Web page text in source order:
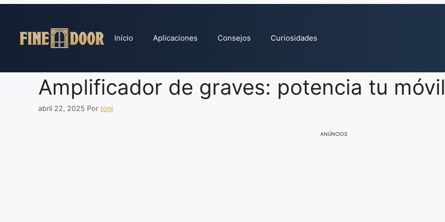
conteúdo
Início Aplicaciones Consejos Curiosidades
Amplificador de graves: potencia tu móvil
abril 22, 2025 Por toni
ANÚNCIOS